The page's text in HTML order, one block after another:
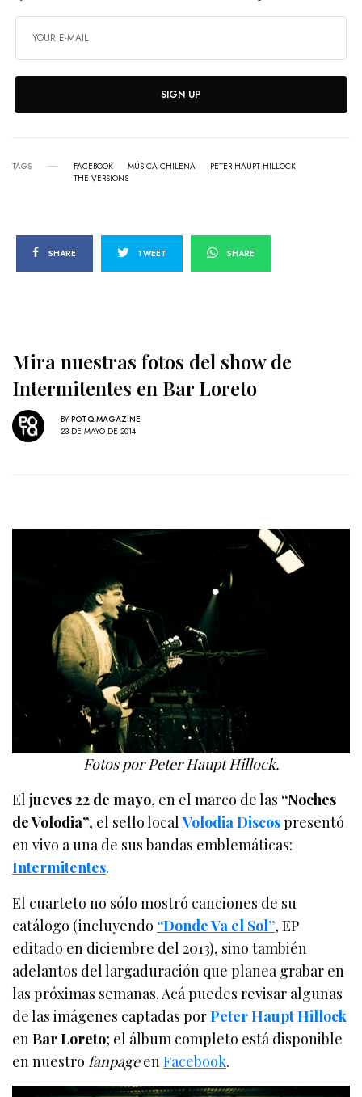
SIGN UP
TAGS FACEBOOK MÚSICA CHILENA
PETER HAUPT HILLOCK
THE VERSIONS
SHARE TWEET SHARE
Mira nuestras fotos del show de
Intermitentes en Bar Loreto
BY POTQ MAGAZINE
23 DE MAYO DE 2014
Fotos por Peter Haupt Hillock.
Eljueves 22 de mayo, en el marco de las “Noches
de Volodia”, el sello localVolodia Discospresentó
en vivo a una de sus bandas emblemáticas:
Intermitentes.
El cuarteto no sólo mostró canciones de su
catálogo (incluyendo “Donde Va el Sol”, EP
editado en diciembre del 2013), sino también
adelantos del largaduración que planea grabar en
las próximas semanas. Acá puedes revisar algunas
de las imágenes captadas porPeter Haupt Hillock
enBar Loreto; el álbum completo está disponible
en nuestrofanpageenFacebook.